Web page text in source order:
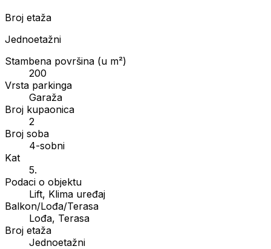
Broj etaža
Jednoetažni
Stambena površina (u m²)
200
Vrsta parkinga
Garaža
Broj kupaonica
2
Broj soba
4-sobni
Kat
5.
Podaci o objektu
Lift, Klima uređaj
Balkon/Lođa/Terasa
Lođa, Terasa
Broj etaža
Jednoetažni